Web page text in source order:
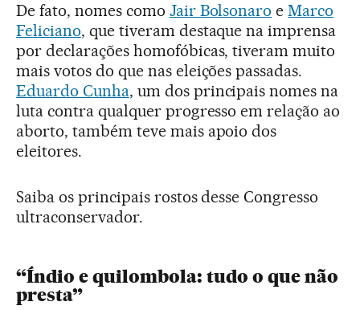
De fato, nomes como Jair Bolsonaro eMarco
Feliciano, que tiveram destaque na imprensa
por declarações homofóbicas, tiveram muito
mais votos do que nas eleições passadas.
Eduardo Cunha, um dos principais nomes na
luta contra qualquer progresso em relação ao
aborto, também teve mais apoio dos
eleitores.
Saiba os principais rostos desse Congresso
ultraconservador.
“Índio e quilombola: tudo o que não
presta”